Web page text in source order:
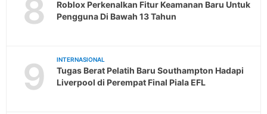
8
Roblox Perkenalkan Fitur Keamanan Baru Untuk
Pengguna Di Bawah 13 Tahun
9 INTERNASIONAL
Tugas Berat Pelatih Baru Southampton Hadapi
Liverpool di Perempat Final Piala EFL